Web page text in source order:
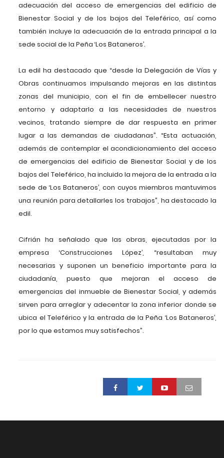
adecuación del acceso de emergencias del edificio de
Bienestar Social y de los bajos del Teleférico, así como
también incluye la adecuación de la entrada principal a la
sede social de la Peña ‘Los Bataneros’.
La edil ha destacado que “desde la Delegación de Vías y
Obras continuamos impulsando mejoras en las distintas
zonas del municipio, con el fin de embellecer nuestro
entorno y adaptarlo a las necesidades de nuestros
vecinos, tratando siempre de dar respuesta en primer
lugar a las demandas de ciudadanas”. “Esta actuación,
además de contemplar el acondicionamiento del acceso
de emergencias del edificio de Bienestar Social y de los
bajos del Teleférico, ha incluido la mejora de la entrada a la
sede de ‘Los Bataneros’, con cuyos miembros mantuvimos
una reunión para detallarles los trabajos”, ha destacado la
edil.
Cifrián ha señalado que las obras, ejecutadas por la
empresa ‘Construcciones López’, “resultaban muy
necesarias y suponen un beneficio importante para la
ciudadanía, puesto que mejoran el acceso de
emergencias del inmueble de Bienestar Social, y además
sirven para arreglar y adecentar la zona inferior donde se
ubica el Teleférico y la entrada de la Peña ‘Los Bataneros’,
por lo que estamos muy satisfechos”.